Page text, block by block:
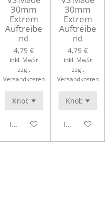
30mm
Extrem
Auftreibe
nd
4,79 €
inkl. MwSt
zzgl.
Versandkosten
In den Warenkorb
30mm
Extrem
Auftreibe
nd
4,79 €
inkl. MwSt
zzgl.
Versandkosten
In den